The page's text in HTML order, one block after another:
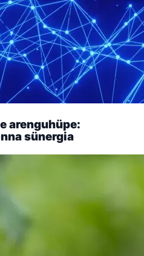
arenguhüpe:
sünergia